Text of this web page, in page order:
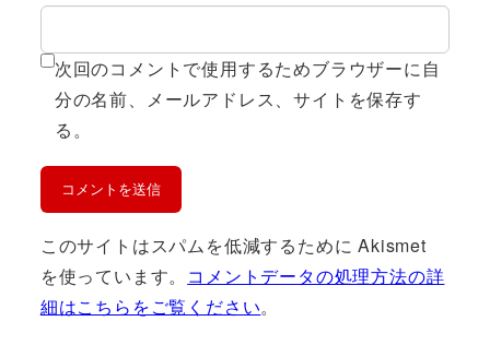
次回のコメントで使用するためブラウザーに自
分の名前、メールアドレス、サイトを保存す
る。
このサイトはスパムを低減するために Akismet
を使っています。 コメントデータの処理方法の詳
細はこちらをご覧ください。